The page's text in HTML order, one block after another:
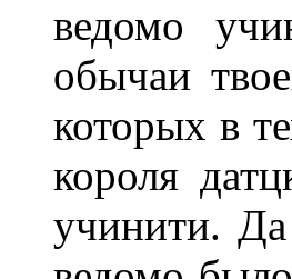
ведомо
обычаи
которых в
короля
учинити.